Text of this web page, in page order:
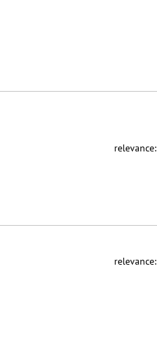
relevance:
relevance: